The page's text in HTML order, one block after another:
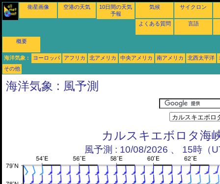
衛星画像 空港の天気
10日間の天気
予報
気候 サイクロン
よくある質問 言語
概要
海洋気象 : ヨーロッパ アフリカ 北アメリカ 中央アメリカ 南アメリカ 北西太平洋
その他
海洋気象 : 風予測
カルスキエボロタ海
風予測 : 10/08/2026 、 15時（